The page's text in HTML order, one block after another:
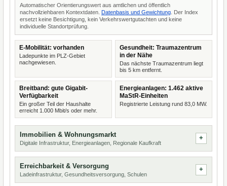
Automatischer Orientierungswert aus amtlichen und öffentlich
nachvollziehbaren Kontextdaten. Datenbasis und Gewichtung . Der Index
ersetzt keine Besichtigung, kein Verkehrswertgutachten und keine
individuelle Standortprüfung.
E-Mobilität: vorhanden
Ladepunkte im PLZ-Gebiet
nachgewiesen.
Gesundheit: Traumazentrum
in der Nähe
Das nächste Traumazentrum liegt
bis 5 km entfernt.
Breitband: gute Gigabit-
Verfügbarkeit
Ein großer Teil der Haushalte
erreicht 1.000 Mbit/s oder mehr.
Energieanlagen: 1.462 aktive
MaStR-Einheiten
Registrierte Leistung rund 83,0 MW.
Immobilien & Wohnungsmarkt
Digitale Infrastruktur, Energieanlagen, Regionale Kaufkraft
Erreichbarkeit & Versorgung
Ladeinfrastruktur, Gesundheitsversorgung, Schulen